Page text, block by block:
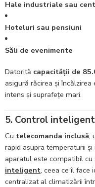
Hale industriale sau
Hoteluri sau pensiuni
Săli de evenimente
Datorită capacității de
asigură răcirea și
intens și suprafețe mari.
5. Control
Cu telecomanda inclusă,
rapid asupra temperaturii
aparatul este compatibil cu
inteligent, ceea ce îl face
centralizat al climatizării